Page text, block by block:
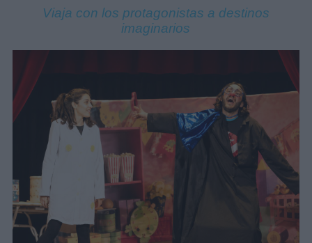
Viaja con los protagonistas a destinos
imaginarios